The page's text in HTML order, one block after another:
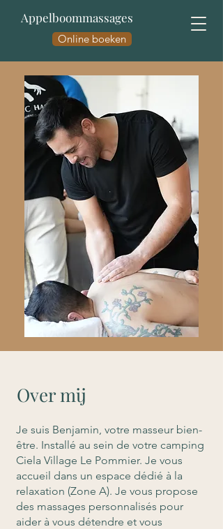
Appelboommassages
Online boeken
Over mij
Je suis Benjamin, votre masseur bien-
être. Installé au sein de votre camping
Ciela Village Le Pommier. Je vous
accueil dans un espace dédié à la
relaxation (Zone A). Je vous propose
des massages personnalisés pour
aider à vous détendre et vous